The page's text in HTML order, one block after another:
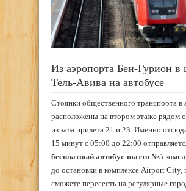
Из аэропорта Бен-Гурион в
Тель-Авива на автобусе
Стоянки общественного транспорта в
расположены на втором этаже рядом
из зала прилета 21 и 23. Именно
15 минут с 05:00 до 22:00
бесплатный автобус-шаттл №5
до остановки в комплексе Airport City,
сможете пересесть на регулярные